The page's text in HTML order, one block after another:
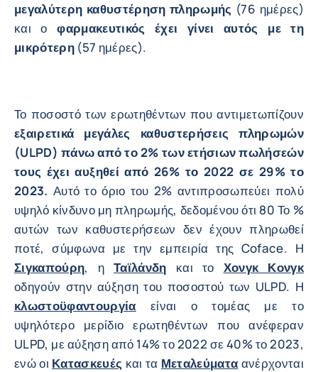
μεγαλύτερη καθυστέρηση πληρωμής (76 ημέρες)
και οφαρμακευτικός έχει γίνει αυτός με τη
μικρότερη (57 ημέρες).
Το ποσοστό των ερωτηθέντων που αντιμετωπίζουν
εξαιρετικά μεγάλες καθυστερήσεις πληρωμών
(ULPD) πάνω από το 2% των ετήσιων πωλήσεών
τους έχει αυξηθεί από 26% το 2022 σε 29% το
2023. Αυτό το όριο του 2% αντιπροσωπεύει πολύ
υψηλό κίνδυνο μη πληρωμής, δεδομένου ότι 80 Το %
αυτών των καθυστερήσεων δεν έχουν πληρωθεί
ποτέ, σύμφωνα με την εμπειρία της Coface. Η
Σιγκαπούρη, ηΤαϊλάνδη και το Χονγκ Κονγκ
οδηγούν στην αύξηση του ποσοστού των ULPD. Η
κλωστοϋφαντουργία είναι ο τομέας με το
υψηλότερο μερίδιο ερωτηθέντων που ανέφεραν
ULPD, με αύξηση από 14% το 2022 σε 40% το 2023,
ενώ οι Κατασκευές και τα Μεταλεύματα ανέρχονται